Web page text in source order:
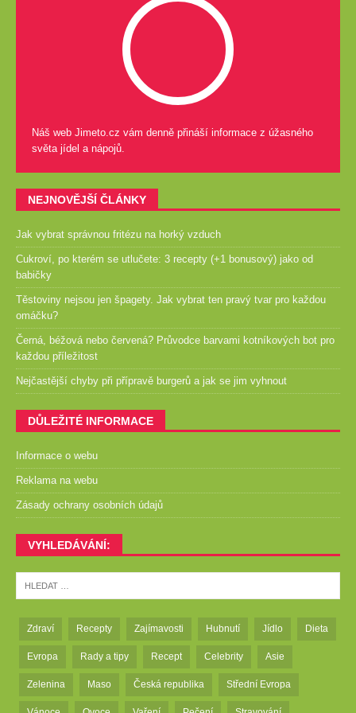
Náš web Jimeto.cz vám denně přináší informace z úžasného
světa jídel a nápojů.
NEJNOVĚJŠÍ ČLÁNKY
Jak vybrat správnou fritézu na horký vzduch
Cukroví, po kterém se utlučete: 3 recepty (+1 bonusový) jako od
babičky
Těstoviny nejsou jen špagety. Jak vybrat ten pravý tvar pro každou
omáčku?
Černá, béžová nebo červená? Průvodce barvami kotníkových bot pro
každou příležitost
Nejčastější chyby při přípravě burgerů a jak se jim vyhnout
DŮLEŽITÉ INFORMACE
Informace o webu
Reklama na webu
Zásady ochrany osobních údajů
VYHLEDÁVÁNÍ:
Zdraví Recepty Zajímavosti Hubnutí Jídlo Dieta
Evropa Rady a tipy Recept Celebrity Asie
Zelenina Maso Česká republika Střední Evropa